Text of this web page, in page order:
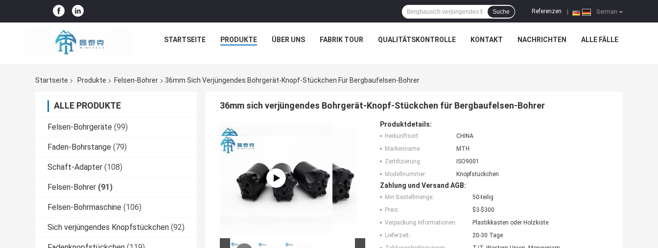
German
Referenzen
Suche
STARTSEITE PRODUKTE ÜBER UNS FABRIK TOUR QUALITÄTSKONTROLLE KONTAKT NACHRICHTEN ALLE FÄLLE
Startseite Produkte Felsen-Bohrer 36mm Sich Verjüngendes Bohrgerät-Knopf-Stückchen Für Bergbaufelsen-Bohrer
ALLE PRODUKTE
Felsen-Bohrgeräte (99)
Faden-Bohrstange (79)
Schaft-Adapter (108)
Felsen-Bohrer (91)
Felsen-Bohrmaschine (106)
Sich verjüngendes Knopfstückchen (92)
36mm sich verjüngendes Bohrgerät-Knopf-Stückchen für Bergbaufelsen-Bohrer
Produktdetails:
Herkunftsort:
CHINA
Markenname:
MTH
Zertifizierung:
ISO9001
Modellnummer:
Knopfstückchen
Zahlung und Versand AGB:
Min Bestellmenge:
50-teilig
Preis:
$3-$300
Verpackung Informationen:
Plastikkasten oder Holzkiste
Lieferzeit:
20-30 Tage